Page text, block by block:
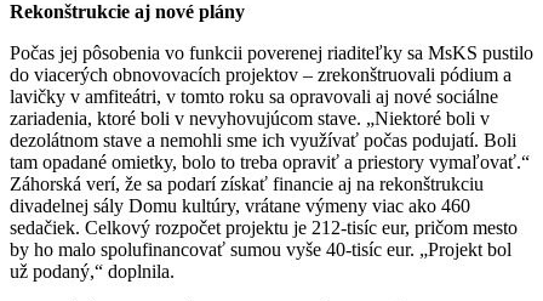
Rekonštrukcie aj nové plány
Počas jej pôsobenia vo funkcii poverenej riaditeľky sa MsKS pustilo
do viacerých obnovovacích projektov – zrekonštruovali pódium a
lavičky v amfiteátri, v tomto roku sa opravovali aj nové sociálne
zariadenia, ktoré boli v nevyhovujúcom stave. „Niektoré boli v
dezolátnom stave a nemohli sme ich využívať počas podujatí. Boli
tam opadané omietky, bolo to treba opraviť a priestory vymaľovať.“
Záhorská verí, že sa podarí získať financie aj na rekonštrukciu
divadelnej sály Domu kultúry, vrátane výmeny viac ako 460
sedačiek. Celkový rozpočet projektu je 212-tisíc eur, pričom mesto
by ho malo spolufinancovať sumou vyše 40-tisíc eur. „Projekt bol
už podaný,“ doplnila.